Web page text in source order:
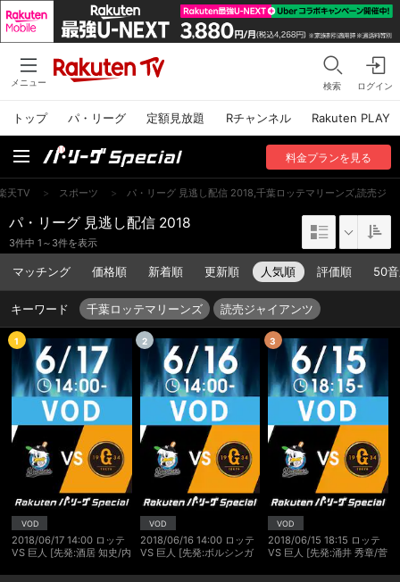
メニュー 検索 ログイン
トップ パ・リーグ 定額見放題 Rチャンネル Rakuten PLAY
料金プランを見る
天TV > スポーツ > パ・リーグ 見逃し配信 2018,千葉ロッテマリーンズ,読売ジャ
パ・リーグ 見逃し配信 2018
3件中 1～3件を表示
マッチング 価格順 新着順 更新順 人気順 評価順 50
キーワード 千葉ロッテマリーンズ 読売ジャイアンツ
VOD
1
2018/06/17 14:00 ロッテ
VS 巨人 [先発:酒居 知史/内
VOD
2
2018/06/16 14:00 ロッテ
VS 巨人 [先発:ボルシンガ
VOD
3
2018/06/15 18:15 ロッテ
VS 巨人 [先発:涌井 秀章/菅